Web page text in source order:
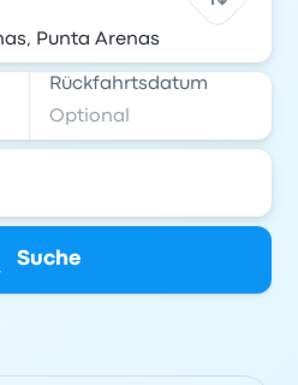
Rückfahrtsdatum
Suche